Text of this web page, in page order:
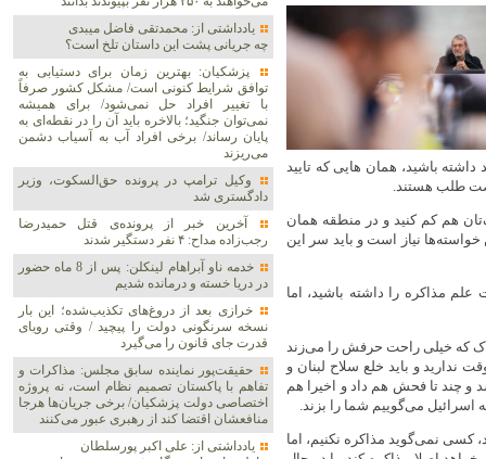
باشید، همان هایی که تایید
طلب هستند.
هم کم کنید و در منطقه همان
نیاز است و باید سر این
مذاکره را داشته باشید، اما
که خیلی راحت حرفش را می‌زند
اول که آمده بود، گفت 60 روز بیشتر وقت ندارید و باید خلع سلاح لبنان و
و چند تا فحش هم داد و اخیرا هم
می‌گوییم شما را بزند.
کسی نمی‌گوید مذاکره نکنیم، اما
یادداشتی از: محمدتقی فاضل میبدی
چه جریانی پشت این داستان تلخ است؟
پزشکیان‌: بهترین زمان برای دستیابی به
توافق شرایط کنونی است/ مشکل کشور صرفاً
با تغییر افراد حل نمی‌شود/ برای همیشه
نمی‌توان جنگید؛ بالاخره باید آن را در نقطه‌ای به
پایان رساند/ برخی افراد آب به آسیاب دشمن
می‌ریزند
وکیل ترامپ در پرونده حق‌السکوت، وزیر
دادگستری شد
آخرین خبر از پرونده‌ی قتل حمیدرضا
رجب‌زاده مداح: ۴ نفر دستگیر شدند
خدمه ناو آبراهام لینکلن: پس از 8 ماه حضور
در دریا خسته و درمانده‌ شدیم
خرازی بعد از دروغ‌های تکذیب‌شده؛ این بار
نسخه سرنگونی دولت را پیچید / وقتی رویای
قدرت جای قانون را می‌گیرد
حقیقت‌پور نماینده سابق مجلس: مذاکرات و
تفاهم با پاکستان تصمیم نظام است، نه پروژه
اختصاصی دولت پزشکیان/ برخی جریان‌ها هرجا
منافعشان اقتضا کند از رهبری عبور می‌کنند
یادداشتی از: علی اکبر پورسلطان